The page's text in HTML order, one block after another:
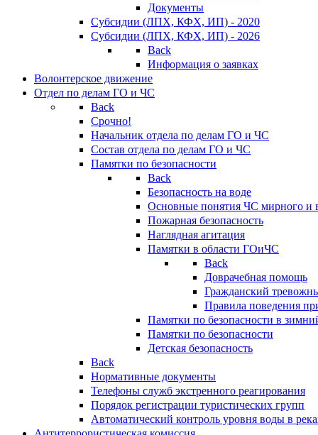
Документы
Субсидии (ЛПХ, КФХ, ИП) - 2020
Субсидии (ЛПХ, КФХ, ИП) - 2026
Back
Информация о заявках
Волонтерское движение
Отдел по делам ГО и ЧС
Back
Срочно!
Начальник отдела по делам ГО и ЧС
Состав отдела по делам ГО и ЧС
Памятки по безопасности
Back
Безопасность на воде
Основные понятия ЧС мирного и
Пожарная безопасность
Наглядная агитация
Памятки в области ГОиЧС
Back
Доврачебная помощь
Гражданский
Правила поведения
Памятки по безопасности в
Памятки по безопасности
Детская безопасность
Back
Нормативные документы
Телефоны служб экстренного реагирования
Порядок регистрации туристических групп
Автоматический контроль уровня воды в